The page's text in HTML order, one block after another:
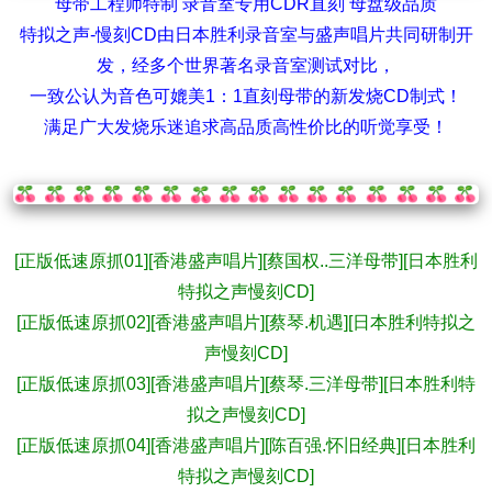
母带工程师特制 录音室专用CDR直刻 母盘级品质
特拟之声-慢刻CD由日本胜利录音室与盛声唱片共同研制开
发，经多个世界著名录音室测试对比，
一致公认为音色可媲美1：1直刻母带的新发烧CD制式！
满足广大发烧乐迷追求高品质高性价比的听觉享受！
[正版低速原抓01][香港盛声唱片][蔡国权..三洋母带][日本胜利
特拟之声慢刻CD]
[正版低速原抓02][香港盛声唱片][蔡琴.机遇][日本胜利特拟之
声慢刻CD]
[正版低速原抓03][香港盛声唱片][蔡琴.三洋母带][日本胜利特
拟之声慢刻CD]
[正版低速原抓04][香港盛声唱片][陈百强.怀旧经典][日本胜利
特拟之声慢刻CD]